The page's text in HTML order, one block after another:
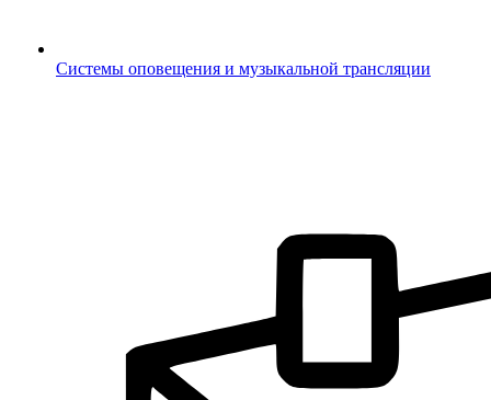
Системы оповещения и музыкальной трансляции